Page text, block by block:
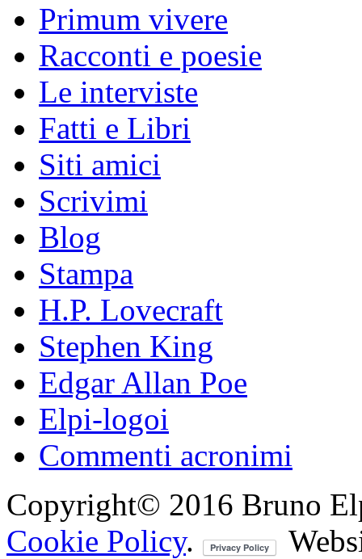
Primum vivere
Racconti e poesie
Le interviste
Fatti e Libri
Siti amici
Scrivimi
Blog
Stampa
H.P. Lovecraft
Stephen King
Edgar Allan Poe
Elpi-logoi
Commenti acronimi
Copyright© 2016 Bruno
Cookie Policy.